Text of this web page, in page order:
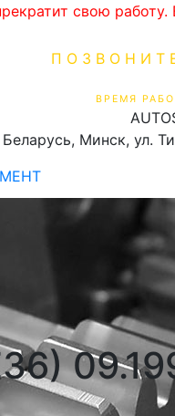
свою
ВРЕМЯ
Беларусь, Минск, ул.